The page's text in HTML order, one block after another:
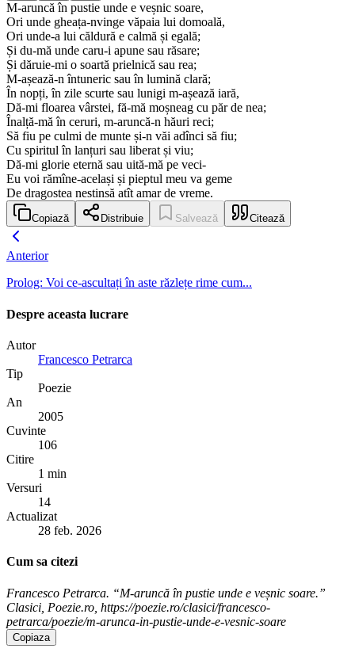
M-aruncă în pustie unde e veșnic soare,
Ori unde gheața-nvinge văpaia lui domoală,
Ori unde-a lui căldură e calmă și egală;
Și du-mă unde caru-i apune sau răsare;
Și dăruie-mi o soartă prielnică sau rea;
M-așează-n întuneric sau în lumină clară;
În nopți, în zile scurte sau lunigi m-așează iară,
Dă-mi floarea vârstei, fă-mă moșneag cu păr de nea;
Înalță-mă în ceruri, m-aruncă-n hăuri reci;
Să fiu pe culmi de munte și-n văi adînci să fiu;
Cu spiritul în lanțuri sau liberat și viu;
Dă-mi glorie eternă sau uită-mă pe veci-
Eu voi rămîne-același și pieptul meu va geme
De dragostea nestinsă atît amar de vreme.
Copiază Distribuie Salvează Citează
Anterior
Prolog: Voi ce-ascultați în aste răzlețe rime cum...
Despre aceasta lucrare
Autor
Francesco Petrarca
Tip
Poezie
An
2005
Cuvinte
106
Citire
1 min
Versuri
14
Actualizat
28 feb. 2026
Cum sa citezi
Francesco Petrarca. “M-aruncă în pustie unde e veșnic soare.”
Clasici, Poezie.ro, https://poezie.ro/clasici/francesco-
petrarca/poezie/m-arunca-in-pustie-unde-e-vesnic-soare
Copiaza